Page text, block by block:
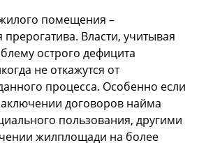
помещения –
прерогатива. Власти, учитывая
острого дефицита
не откажутся от
процесса. Особенно если
договоров найма
пользования, другими
жилплощади на более